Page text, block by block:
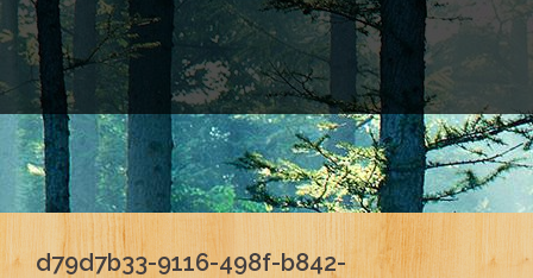
d79d7b33-9116-498f-b842-